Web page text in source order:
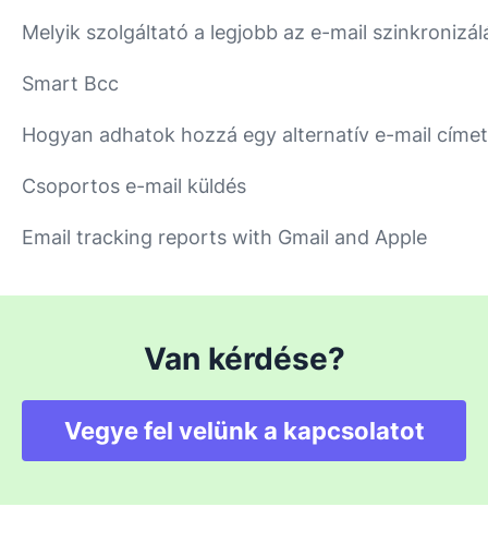
Melyik szolgáltató a legjobb az e-mail
Smart Bcc
Hogyan adhatok hozzá egy alternatív e-mail
Csoportos e-mail küldés
Email tracking reports with Gmail and Apple
Van kérdése?
Vegye fel velünk a kapcsolatot